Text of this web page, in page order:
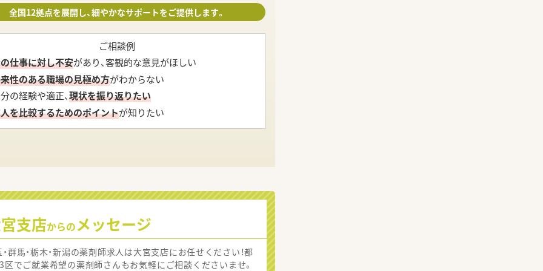
全国12拠点を展開し、細やかなサポートをご提供します。
ご相談例
仕事に対し不安があり、客観的な意見がほしい
性のある職場の見極め方がわからない
の経験や適正、現状を振り返りたい
を比較するためのポイントが知りたい
支店からのメッセージ
群馬・栃木・新潟の薬剤師求人は大宮支店にお任せください！都
区でご就業希望の薬剤師さんもお気軽にご相談くださいませ。